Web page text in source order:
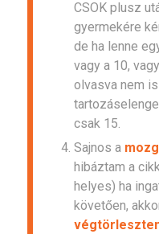
CSOK plusz
gyermekére
de ha lenne
vagy a 10,
olvasva nem
csak 15.
Sajnos a
hibáztam a
helyes) ha
követően,